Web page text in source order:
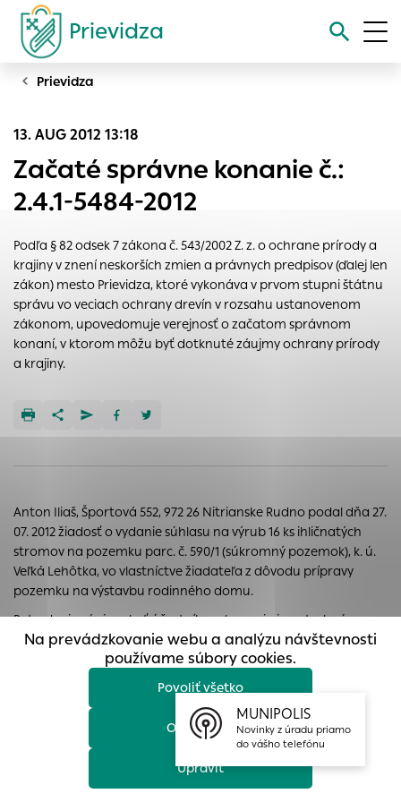
Prievidza
Vyhľadávanie
Prievidza
13. AUG 2012 13:18
Začaté správne konanie č.:
2.4.1-5484-2012
Podľa § 82 odsek 7 zákona č. 543/2002 Z. z. o ochrane prírody a
krajiny v znení neskorších zmien a právnych predpisov (ďalej len
zákon) mesto Prievidza, ktoré vykonáva v prvom stupni štátnu
správu vo veciach ochrany drevín v rozsahu ustanovenom
zákonom, upovedomuje verejnosť o začatom správnom
konaní, v ktorom môžu byť dotknuté záujmy ochrany prírody
a krajiny.
Anton Iliaš, Športová 552, 972 26 Nitrianske Rudno podal dňa 27.
07. 2012 žiadosť o vydanie súhlasu na výrub 16 ks ihličnatých
stromov na pozemku parc. č. 590/1 (súkromný pozemok), k. ú.
Veľká Lehôtka, vo vlastníctve žiadateľa z dôvodu prípravy
pozemku na výstavbu rodinného domu.
Potvrdenie záujmu byť účastníkom konania je potrebné
doručiť buď písomne na adresu: Mesto Prievidza, Mestský úrad,
Nám. slobody 14, 971 01 Prievidza alebo elektronicky na adresu:
bozena.bernatova@prievidza.sk alebo
beata.drozdova@prievidza.sk v lehote siedmich dní od
Na prevádzkovanie webu a analýzu návštevnosti
používame súbory cookies.
Povoliť všetko
Odmietnuť
Upraviť
Nastavenie cookies
Cookies sú malé súbory, do ktorých webové stránky môžu
ukladať informácie o vašej aktivite a preferenciách.
zapamätoval Vaše prihlásenie alebo aby sa uložila Vaša
voľba v tomto okne.
Vyberte úroveň cookies, ktorú chcete povoliť
Technické cookies
Technické súbory cookie sú pre prevádzku nevyhnutné a
pomáhajú urobiť webové stránky uplatniteľnými tým, že
prístup k zabezpečeným oblastiam webovej stránky. Bez
Analytické cookies
pochopiť, ako návštevníci stránok stránku používajú, aby
mohol stránky optimalizovať a ponúknuť im lepšiu
skúsenosť. Všetky dáta sa zbierajú anonymne a nie je
možné ich spojiť s konkrétnou osobou.
Uložiť nastavenia
Viac informácií
MUNIPOLIS
Novinky z úradu priamo
do vášho telefónu